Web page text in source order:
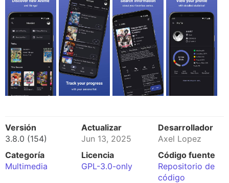
Versión
3.8.0 (154)
Actualizar
Jun 13, 2025
Desarrollador
Axel Lopez
Categoría
Multimedia
Licencia
GPL-3.0-only
Código fuente
Repositorio de
código